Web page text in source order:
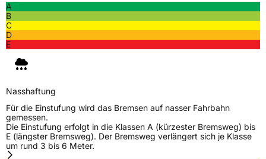
A
B
C
D
E
Nasshaftung
Für die Einstufung wird das Bremsen auf nasser Fahrbahn
gemessen.
Die Einstufung erfolgt in die Klassen A (kürzester Bremsweg) bis
E (längster Bremsweg). Der Bremsweg verlängert sich je Klasse
um rund 3 bis 6 Meter.